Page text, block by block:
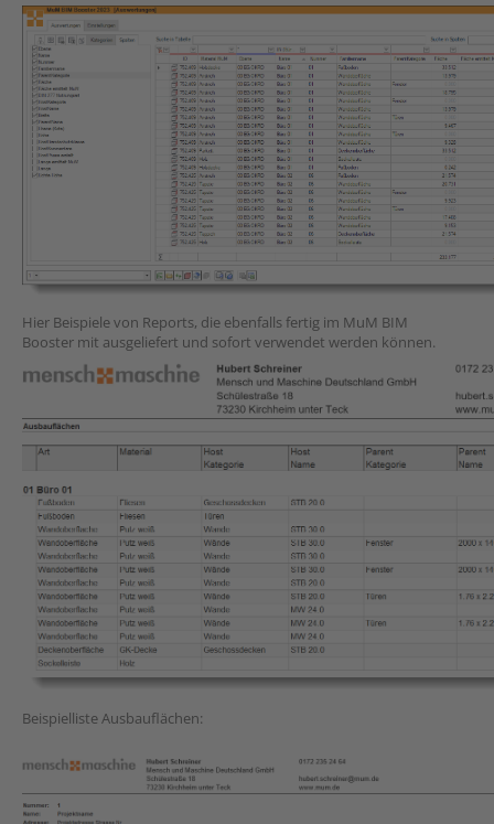
Hier Beispiele von Reports, die ebenfalls fertig im MuM BIM
Booster mit ausgeliefert und sofort verwendet werden können.
Beispielliste Ausbauflächen: